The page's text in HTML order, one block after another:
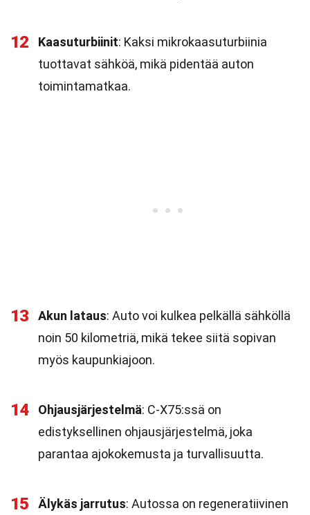
12 Kaasuturbiinit: Kaksi mikrokaasuturbiinia
tuottavat sähköä, mikä pidentää auton
toimintamatkaa.
13 Akun lataus: Auto voi kulkea pelkällä sähköllä
noin 50 kilometriä, mikä tekee siitä sopivan
myös kaupunkiajoon.
14 Ohjausjärjestelmä: C-X75:ssä on
edistyksellinen ohjausjärjestelmä, joka
parantaa ajokokemusta ja turvallisuutta.
15 Älykäs jarrutus: Autossa on regeneratiivinen